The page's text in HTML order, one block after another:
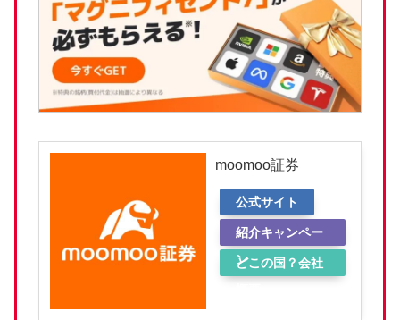
moomoo証券
公式サイト
紹介キャンペー
ン
どこの国？会社